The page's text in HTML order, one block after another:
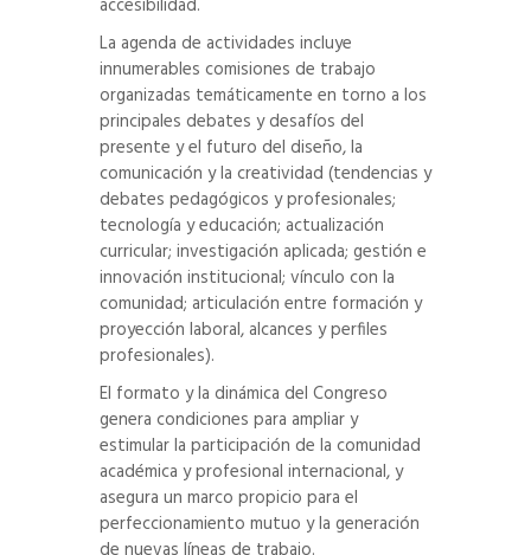
accesibilidad.
La agenda de actividades incluye
innumerables comisiones de trabajo
organizadas temáticamente en torno a los
principales debates y desafíos del
presente y el futuro del diseño, la
comunicación y la creatividad (tendencias y
debates pedagógicos y profesionales;
tecnología y educación; actualización
curricular; investigación aplicada; gestión e
innovación institucional; vínculo con la
comunidad; articulación entre formación y
proyección laboral, alcances y perfiles
profesionales).
El formato y la dinámica del Congreso
genera condiciones para ampliar y
estimular la participación de la comunidad
académica y profesional internacional, y
asegura un marco propicio para el
perfeccionamiento mutuo y la generación